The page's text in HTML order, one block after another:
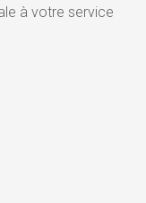
à votre service